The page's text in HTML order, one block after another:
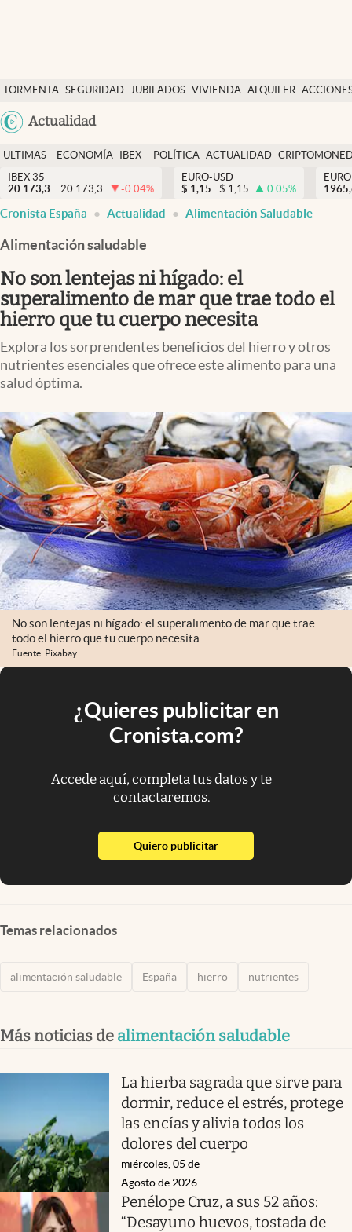
TORMENTA SEGURIDAD JUBILADOS VIVIENDA ALQUILER
Colombia
Actualidad
Economía y finanzas
Política
Actualidad
Criptomonedas
España
ULTIMAS
NOTICIAS
ECONOMÍA
FINANZAS
IBEX
EURO
POLÍTICA ACTUALIDAD
IBEX 35
20.173,3
20.173,3 -0.04%
EURO-USD
$ 1,15 $ 1,15 0.05%
Cronista España Actualidad Alimentación Saludable
Alimentación saludable
No son lentejas ni hígado: el
superalimento de mar que trae todo el
hierro que tu cuerpo necesita
Explora los sorprendentes beneficios del hierro y otros
nutrientes esenciales que ofrece este alimento para una
salud óptima.
No son lentejas ni hígado: el superalimento de mar que trae
todo el hierro que tu cuerpo necesita.
Fuente: Pixabay
¿Quieres publicitar en
Cronista.com?
Accede aquí, completa tus datos y te
contactaremos.
Quiero publicitarabre en nueva pestaña
Temas relacionados
alimentación saludable España hierro nutrientes
Más noticias de alimentación saludable
La hierba sagrada que sirve para
dormir, reduce el estrés, protege
las encías y alivia todos los
dolores del cuerpo
miércoles, 05 de
Agosto de 2026
Penélope Cruz, a sus 52 años:
“Desayuno huevos, tostada de